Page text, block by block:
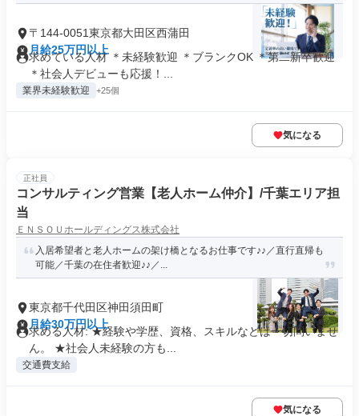
〒144-0051東京都大田区西蒲田
月給25万円以上
求めている人材 ＊未経験歓迎 ＊ブランクOK ＊第二新卒歓迎
＊社会人デビューも応援！...
業界未経験歓迎 +25個
気になる
正社員
コンサルティング営業【老人ホーム仲介】/千葉エリア担
当
ＥＮＳＯＵホールディングス株式会社
入居希望者と老人ホームの架け橋となるお仕事です♪♪／直行直帰も
可能／千葉の在住者歓迎♪♪／...
東京都千代田区神田須田町
月給30万円以上
求める人材: ★経験や学歴、資格、スキルなどは一切問いませ
ん。 ★社会人未経験の方も...
交通費支給
気になる